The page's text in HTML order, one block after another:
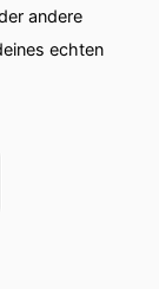
andere
echten